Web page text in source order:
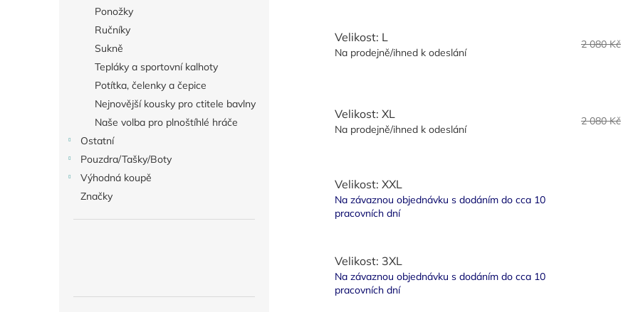
Ponožky
Ručníky
Sukně
Tepláky a sportovní kalhoty
Potítka, čelenky a čepice
Nejnovější kousky pro ctitele bavlny
Naše volba pro plnoštíhlé hráče
Ostatní
Pouzdra/Tašky/Boty
Výhodná koupě
Značky
Velikost: L
Na prodejně/ihned k odeslání
2 080 Kč
Velikost: XL
Na prodejně/ihned k odeslání
2 080 Kč
Velikost: XXL
Na závaznou objednávku s dodáním do cca 10
pracovních dní
Velikost: 3XL
Na závaznou objednávku s dodáním do cca 10
pracovních dní